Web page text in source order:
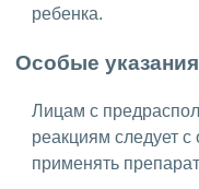
ребенка.
Особые указания
Лицам с
реакциям следует
применять